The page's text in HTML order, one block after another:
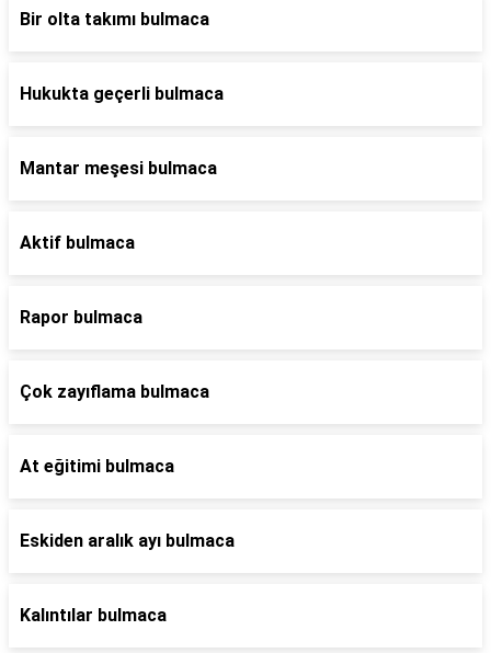
Bir olta takımı bulmaca
Hukukta geçerli bulmaca
Mantar meşesi bulmaca
Aktif bulmaca
Rapor bulmaca
Çok zayıflama bulmaca
At eğitimi bulmaca
Eskiden aralık ayı bulmaca
Kalıntılar bulmaca